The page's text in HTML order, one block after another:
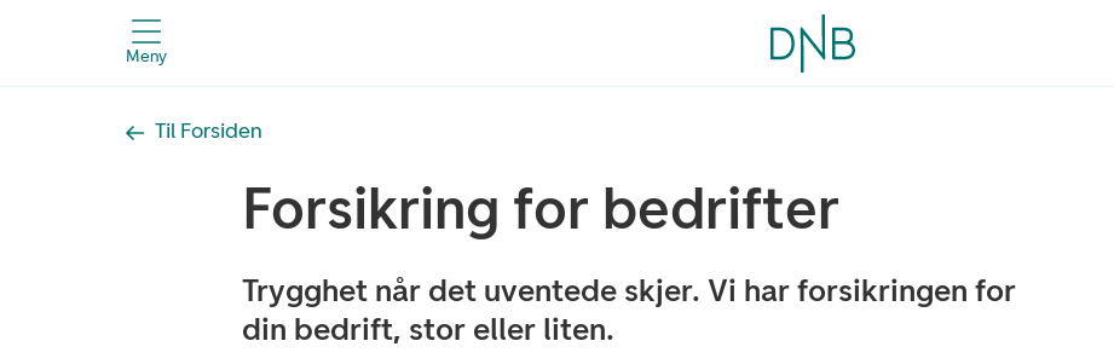
Meny
Til Forsiden
Forsikring for bedrifter
Trygghet når det uventede skjer. Vi har forsikringen for
din bedrift, stor eller liten.